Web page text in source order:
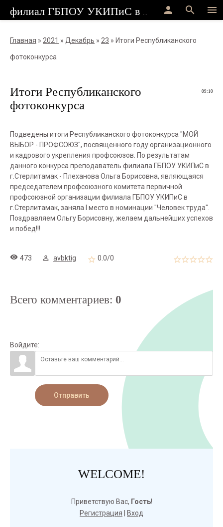
menu
search
person
Главная » 2021 » Декабрь » 23 » Итоги Республиканского
фотоконкурса
09:10
Итоги Республиканского
фотоконкурса
Подведены итоги Республиканского фотоконкурса "МОЙ
ВЫБОР - ПРОФСОЮЗ", посвященного году организационного
и кадрового укрепления профсоюзов. По результатам
данного конкурса преподаватель филиала ГБПОУ УКИПиС в
г.Стерлитамак - Плеханова Ольга Борисовна, являющаяся
председателем профсоюзного комитета первичной
профсоюзной организации филиала ГБПОУ УКИПиС в
г.Стерлитамак, заняла I место в номинации "Человек труда".
Поздравляем Ольгу Борисовну, желаем дальнейших успехов
и побед!!!
473 avbktig 0.0/0
Всего комментариев: 0
Войдите:
Отправить
WELCOME!
Приветствую Вас, Гость!
Регистрация
Вход